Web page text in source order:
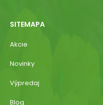
SITEMAPA
Akcie
Novinky
Výpredaj
Blog